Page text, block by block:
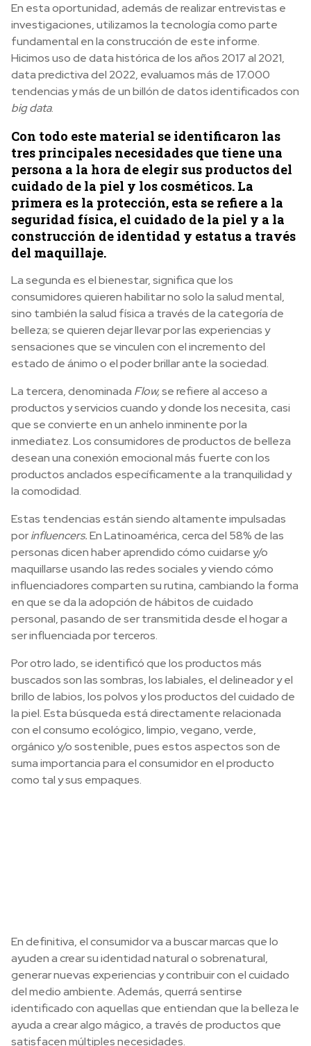
En esta oportunidad, además de realizar entrevistas e
investigaciones, utilizamos la tecnología como parte
fundamental en la construcción de este informe.
Hicimos uso de data histórica de los años 2017 al 2021,
data predictiva del 2022, evaluamos más de 17.000
tendencias y más de un billón de datos identificados con
big data.
Con todo este material se identificaron las
tres principales necesidades que tiene una
persona a la hora de elegir sus productos del
cuidado de la piel y los cosméticos. La
primera es la protección, esta se refiere a la
seguridad física, el cuidado de la piel y a la
construcción de identidad y estatus a través
del maquillaje.
La segunda es el bienestar, significa que los
consumidores quieren habilitar no solo la salud mental,
sino también la salud física a través de la categoría de
belleza; se quieren dejar llevar por las experiencias y
sensaciones que se vinculen con el incremento del
estado de ánimo o el poder brillar ante la sociedad.
La tercera, denominada Flow,se refiere al acceso a
productos y servicios cuando y donde los necesita, casi
que se convierte en un anhelo inminente por la
inmediatez. Los consumidores de productos de belleza
desean una conexión emocional más fuerte con los
productos anclados específicamente a la tranquilidad y
la comodidad.
Estas tendencias están siendo altamente impulsadas
porinfluencers.En Latinoamérica, cerca del 58% de las
personas dicen haber aprendido cómo cuidarse y/o
maquillarse usando las redes sociales y viendo cómo
influenciadores comparten su rutina, cambiando la forma
en que se da la adopción de hábitos de cuidado
personal, pasando de ser transmitida desde el hogar a
ser influenciada por terceros.
Por otro lado, se identificó que los productos más
buscados son las sombras, los labiales, el delineador y el
brillo de labios, los polvos y los productos del cuidado de
la piel. Esta búsqueda está directamente relacionada
con el consumo ecológico, limpio, vegano, verde,
orgánico y/o sostenible, pues estos aspectos son de
suma importancia para el consumidor en el producto
como tal y sus empaques.
En definitiva, el consumidor va a buscar marcas que lo
ayuden a crear su identidad natural o sobrenatural,
generar nuevas experiencias y contribuir con el cuidado
del medio ambiente. Además, querrá sentirse
identificado con aquellas que entiendan que la belleza le
ayuda a crear algo mágico, a través de productos que
satisfacen múltiples necesidades.